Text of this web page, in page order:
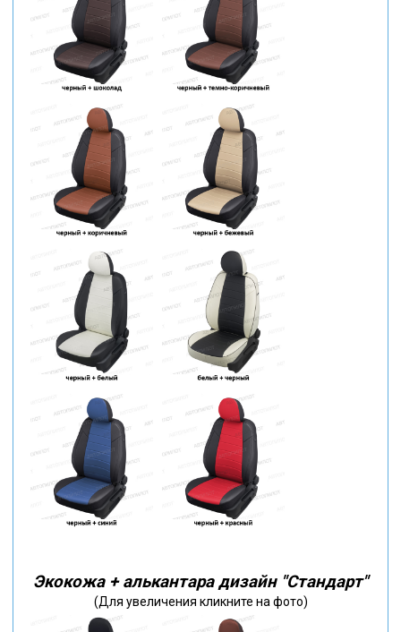
Экокожа + алькантара дизайн "Стандарт"
(Для увеличения кликните на фото)